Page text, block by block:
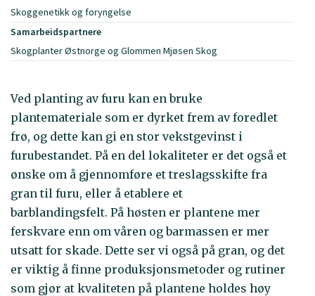
Skoggenetikk og foryngelse
Samarbeidspartnere
Skogplanter Østnorge og Glommen Mjøsen Skog
Ved planting av furu kan en bruke
plantemateriale som er dyrket frem av foredlet
frø, og dette kan gi en stor vekstgevinst i
furubestandet. På en del lokaliteter er det også et
ønske om å gjennomføre et treslagsskifte fra
gran til furu, eller å etablere et
barblandingsfelt. På høsten er plantene mer
ferskvare enn om våren og barmassen er mer
utsatt for skade. Dette ser vi også på gran, og det
er viktig å finne produksjonsmetoder og rutiner
som gjør at kvaliteten på plantene holdes høy